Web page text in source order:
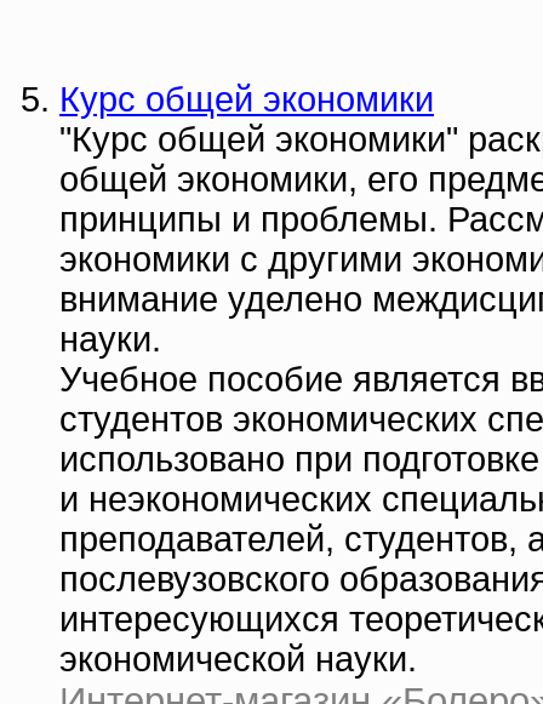
Курс общей экономики
"Курс общей экономики"
общей экономики, его
принципы и проблемы.
экономики с другими
внимание уделено
науки.
Учебное пособие является
студентов экономических
использовано при
и неэкономических
преподавателей,
послевузовского
интересующихся
экономической науки.